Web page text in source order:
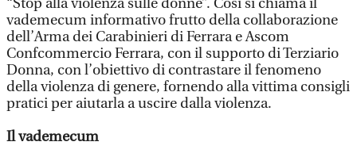
“Stop alla violenza sulle donne”. Così si chiama il
vademecum informativo frutto della collaborazione
dell’Arma dei Carabinieri di Ferrara e Ascom
Confcommercio Ferrara, con il supporto di Terziario
Donna, con l’obiettivo di contrastare il fenomeno
della violenza di genere, fornendo alla vittima consigli
pratici per aiutarla a uscire dalla violenza.
Il vademecum